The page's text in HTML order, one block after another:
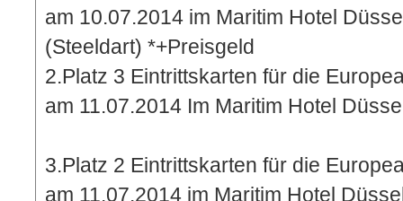
am 10.07.2014 im Maritim Hotel
(Steeldart) *+Preisgeld
2.Platz 3 Eintrittskarten für die
am 11.07.2014 Im Maritim Hotel
3.Platz 2 Eintrittskarten für die
am 11.07.2014 im Maritim Hotel